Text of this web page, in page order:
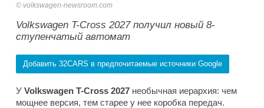
volkswagen-newsroom.com
Volkswagen T-Cross 2027 получил новый 8-
ступенчатый автомат
Добавить 32CARS в предпочитаемые источники Google
У Volkswagen T-Cross 2027 необычная иерархия: чем
мощнее версия, тем старее у нее коробка передач.